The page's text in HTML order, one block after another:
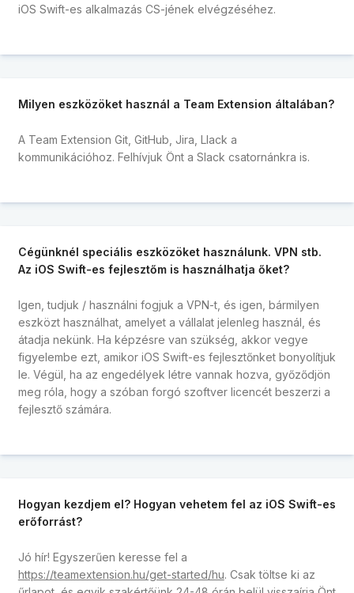
iOS Swift-es alkalmazás CS-jének elvégzéséhez.
Milyen eszközöket használ a Team Extension általában?
A Team Extension Git, GitHub, Jira, Llack a
kommunikációhoz. Felhívjuk Önt a Slack csatornánkra is.
Cégünknél speciális eszközöket használunk. VPN stb.
Az iOS Swift-es fejlesztőm is használhatja őket?
Igen, tudjuk / használni fogjuk a VPN-t, és igen, bármilyen
eszközt használhat, amelyet a vállalat jelenleg használ, és
átadja nekünk. Ha képzésre van szükség, akkor vegye
figyelembe ezt, amikor iOS Swift-es fejlesztőnket bonyolítjuk
le. Végül, ha az engedélyek létre vannak hozva, győződjön
meg róla, hogy a szóban forgó szoftver licencét beszerzi a
fejlesztő számára.
Hogyan kezdjem el? Hogyan vehetem fel az iOS Swift-es
erőforrást?
Jó hír! Egyszerűen keresse fel a
https://teamextension.hu/get-started/hu. Csak töltse ki az